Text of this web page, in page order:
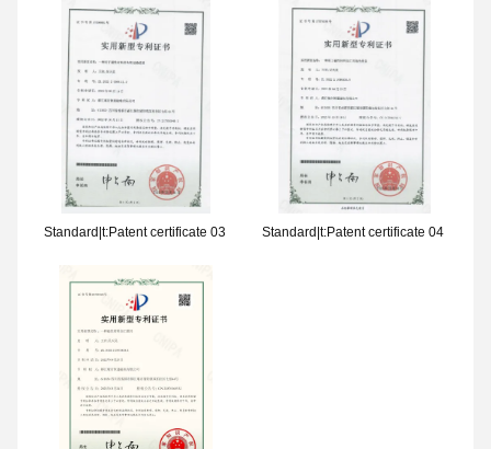
Standard|t:Patent certificate 03 Standard|t:Patent certificate 04